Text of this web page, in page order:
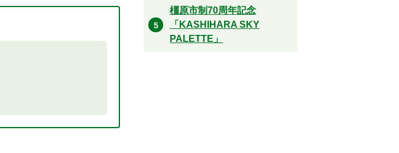
橿原市制70周年記念
「KASHIHARA SKY
PALETTE」